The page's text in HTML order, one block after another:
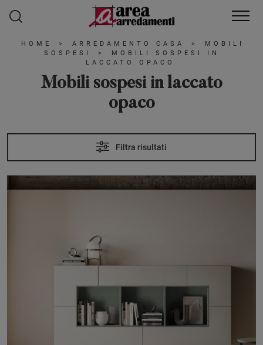
HOME > ARREDAMENTO CASA >
MOBILI
SOSPESI
>
MOBILI SOSPESI IN
LACCATO OPACO
Mobili sospesi in laccato
opaco
Filtra risultati